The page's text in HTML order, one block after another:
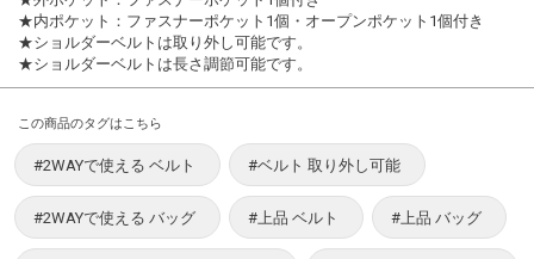
★内ポケット：ファスナーポケット1個・オープンポケット1個付き
★ショルダーベルトは取り外し可能です。
★ショルダーベルトは長さ調節可能です。
この商品のタグはこちら
#2WAYで使える ベルト #ベルト 取り外し可能
#2WAYで使える バッグ #上品 ベルト #上品 バッグ